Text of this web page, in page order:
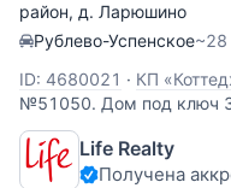
район, д. Ларюшино
Рублево-Успенское
ID: 4680021 · КП
№51050. Дом под ключ
Количество спален: 4.
шоссе, 30 км от МКАД.
газон, молодые
Life Realty
Получена